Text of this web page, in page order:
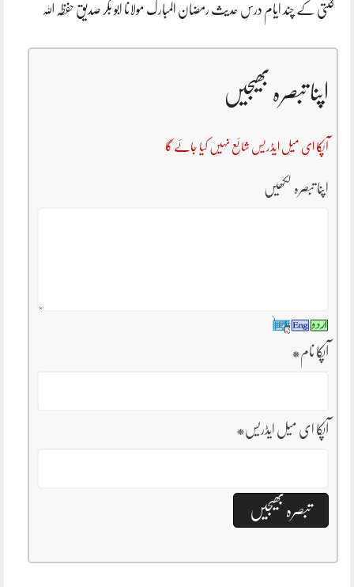
گنتی کے چند ایام درسِ حدیث رمضان المبارک مولانا ابو بکر صدیق حفظہ اللہ
اپنا تبصرہ بھیجیں
آپکا ای میل ایڈریس شائع نہیں کیا جائے گا
اپنا تبصرہ لکھیں
آپکا نام*
آپکا ای میل ایڈریس*